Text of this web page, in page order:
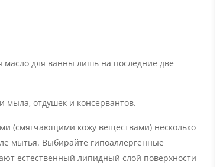
масло для ванны лишь на последние две
мыла, отдушек и консервантов.
(смягчающими кожу веществами) несколько
мытья. Выбирайте гипоаллергенные
естественный липидный слой поверхности